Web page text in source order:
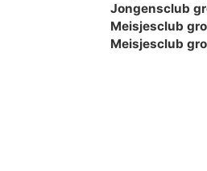
Jongensclub
Meisjesclub
Meisjesclub